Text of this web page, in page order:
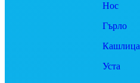
Нос
Гърло
Кашлица
Уста